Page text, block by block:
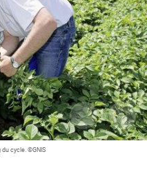
cycle. ©GNIS